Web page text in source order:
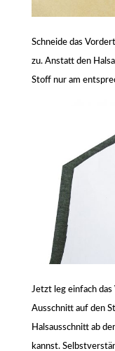
Schneide das
zu. Anstatt den
Stoff nur am
Jetzt leg einfach
Ausschnitt auf den
Halsausschnitt ab
kannst.